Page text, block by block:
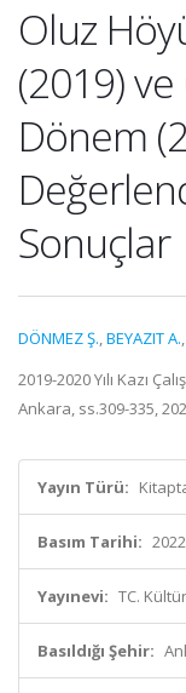
Oluz
(2019)
Dönem
Sonuçlar
DÖNMEZ Ş.,BEYAZIT A.,
2019-2020 Yılı Kazı
Ankara, ss.309-335,
Yayın Türü:
Basım Tarihi: 2022
Yayınevi: TC.
Basıldığı Şehir: